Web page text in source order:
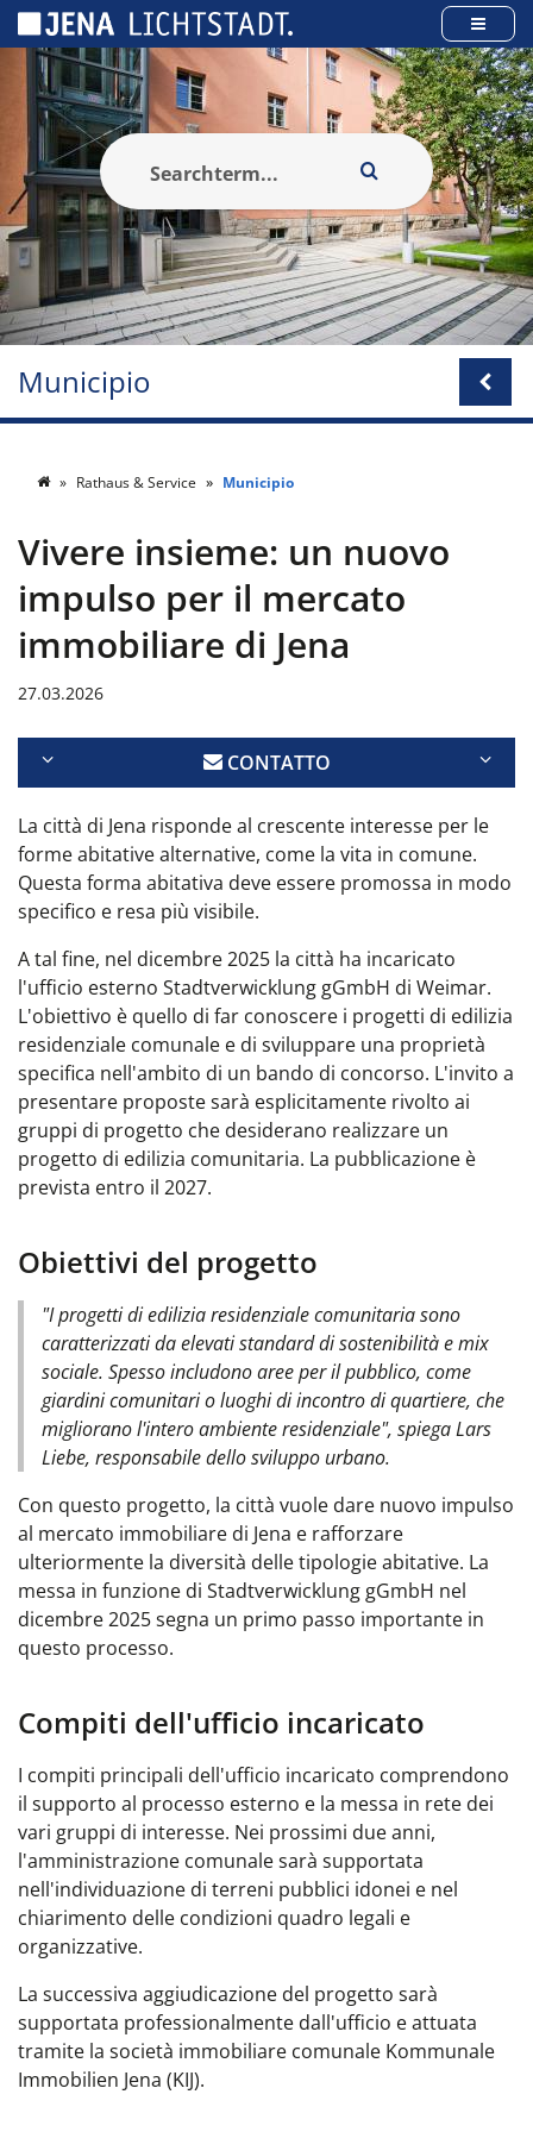
Municipio
Rathaus & Service Municipio
Vivere insieme: un nuovo
impulso per il mercato
immobiliare di Jena
27.03.2026
CONTATTO
La città di Jena risponde al crescente interesse per le
forme abitative alternative, come la vita in comune.
Questa forma abitativa deve essere promossa in modo
specifico e resa più visibile.
A tal fine, nel dicembre 2025 la città ha incaricato
l'ufficio esterno Stadtverwicklung gGmbH di Weimar.
L'obiettivo è quello di far conoscere i progetti di edilizia
residenziale comunale e di sviluppare una proprietà
specifica nell'ambito di un bando di concorso. L'invito a
presentare proposte sarà esplicitamente rivolto ai
gruppi di progetto che desiderano realizzare un
progetto di edilizia comunitaria. La pubblicazione è
prevista entro il 2027.
Obiettivi del progetto
"I progetti di edilizia residenziale comunitaria sono
caratterizzati da elevati standard di sostenibilità e mix
sociale. Spesso includono aree per il pubblico, come
giardini comunitari o luoghi di incontro di quartiere, che
migliorano l'intero ambiente residenziale", spiega Lars
Liebe, responsabile dello sviluppo urbano.
Con questo progetto, la città vuole dare nuovo impulso
al mercato immobiliare di Jena e rafforzare
ulteriormente la diversità delle tipologie abitative. La
messa in funzione di Stadtverwicklung gGmbH nel
dicembre 2025 segna un primo passo importante in
questo processo.
Compiti dell'ufficio incaricato
I compiti principali dell'ufficio incaricato comprendono
il supporto al processo esterno e la messa in rete dei
vari gruppi di interesse. Nei prossimi due anni,
l'amministrazione comunale sarà supportata
nell'individuazione di terreni pubblici idonei e nel
chiarimento delle condizioni quadro legali e
organizzative.
La successiva aggiudicazione del progetto sarà
supportata professionalmente dall'ufficio e attuata
tramite la società immobiliare comunale Kommunale
Immobilien Jena (KIJ).
Pannello di gestione dei cookies